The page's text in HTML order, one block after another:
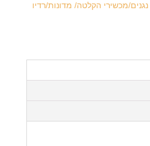
נגנים/מכשירי הקלטה/ מדונות/רדיו